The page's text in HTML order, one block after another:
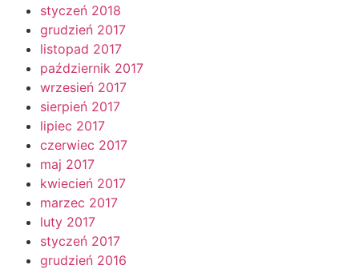
styczeń 2018
grudzień 2017
listopad 2017
październik 2017
wrzesień 2017
sierpień 2017
lipiec 2017
czerwiec 2017
maj 2017
kwiecień 2017
marzec 2017
luty 2017
styczeń 2017
grudzień 2016